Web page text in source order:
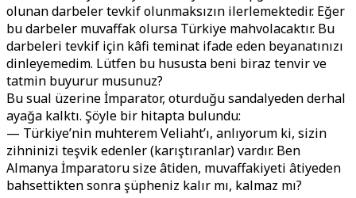
olunan darbeler tevkif olunmaksızın ilerlemektedir. Eğer
bu darbeler muvaffak olursa Türkiye mahvolacaktır. Bu
darbeleri tevkif için kâfi teminat ifade eden beyanatınızı
dinleyemedim. Lütfen bu hususta beni biraz tenvir ve
tatmin buyurur musunuz?
Bu sual üzerine İmparator, oturduğu sandalyeden derhal
ayağa kalktı. Şöyle bir hitapta bulundu:
— Türkiye’nin muhterem Veliaht’ı, anlıyorum ki, sizin
zihninizi teşvik edenler (karıştıranlar) vardır. Ben
Almanya İmparatoru size âtiden, muvaffakiyeti âtiyeden
bahsettikten sonra şüpheniz kalır mı, kalmaz mı?